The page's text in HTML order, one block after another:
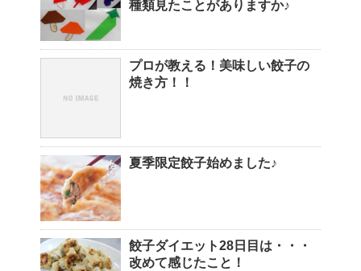
種類見たことがありますか♪
プロが教える！美味しい餃子の
焼き方！！
夏季限定餃子始めました♪
餃子ダイエット28日目は・・・
改めて感じたこと！